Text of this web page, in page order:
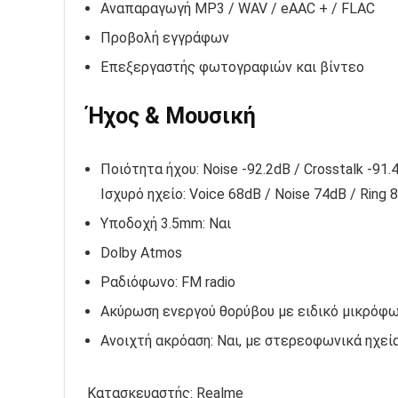
Αναπαραγωγή MP3 / WAV / eAAC + / FLAC
Προβολή εγγράφων
Επεξεργαστής φωτογραφιών και βίντεο
Ήχος & Μουσική
Ποιότητα ήχου: Noise -92.2dB / Crosstalk -
Ισχυρό ηχείο: Voice 68dB / Noise 74dB / Ring
Υποδοχή 3.5mm: Ναι
Dolby Atmos
Ραδιόφωνο: FM radio
Ακύρωση ενεργού θορύβου με ειδικό
Ανοιχτή ακρόαση: Ναι, με στερεοφωνικά
Κατασκευαστής: Realme